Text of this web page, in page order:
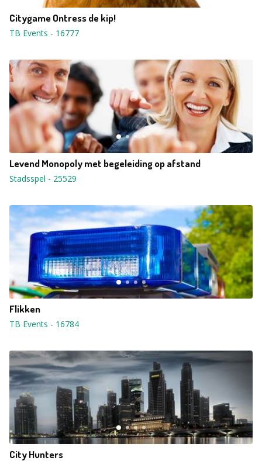
Citygame Ontress de kip!
TB Events - 16777
Levend Monopoly met begeleiding op afstand
Stadsspel - 25529
Flikken
TB Events - 16784
City Hunters